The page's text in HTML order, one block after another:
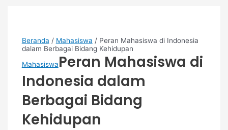
Beranda / Mahasiswa / Peran Mahasiswa di Indonesia
dalam Berbagai Bidang Kehidupan
MahasiswaPeran Mahasiswa di
Indonesia dalam
Berbagai Bidang
Kehidupan